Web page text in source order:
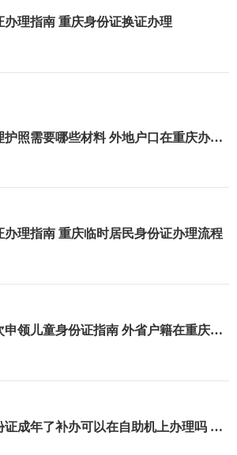
办理指南 重庆身份证换证办理
外地户口在重庆办理护照需要哪些材料 外地户口在重庆办理护照指南
理指南 重庆临时居民身份证办理流程
外省户籍在重庆首次申领儿童身份证指南 外省户籍在重庆首次申领儿童身份证条件+材料+流程
重庆未成年办的身份证成年了补办可以在自助机上办理吗 重庆未成年办的身份证成年了补办能不能在自助机上办理